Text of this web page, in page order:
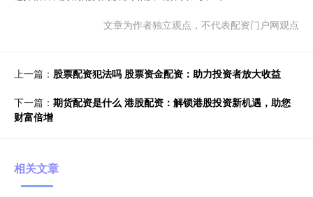
文章为作者独立观点，不代表配资门户网观点
上一篇： 股票配资犯法吗 股票资金配资：助力投资者放大收益
下一篇： 期货配资是什么 港股配资：解锁港股投资新机遇，助您
财富倍增
相关文章